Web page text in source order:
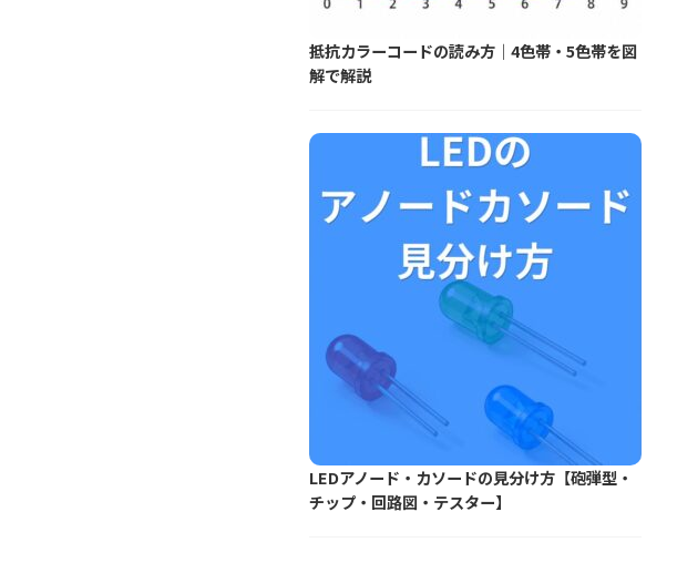
抵抗カラーコードの読み方｜4色帯・5色帯を図
解で解説
LEDアノード・カソードの見分け方【砲弾型・
チップ・回路図・テスター】